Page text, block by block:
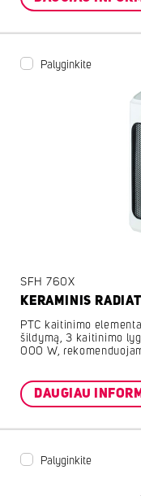
Palyginkite
SFH 760X
KERAMINIS
PTC kaitinimo
šildymą, 3 kaitinimo
000 W,
DAUGIAU
Palyginkite